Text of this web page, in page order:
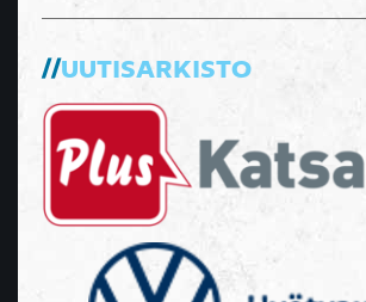
UUTISARKISTO